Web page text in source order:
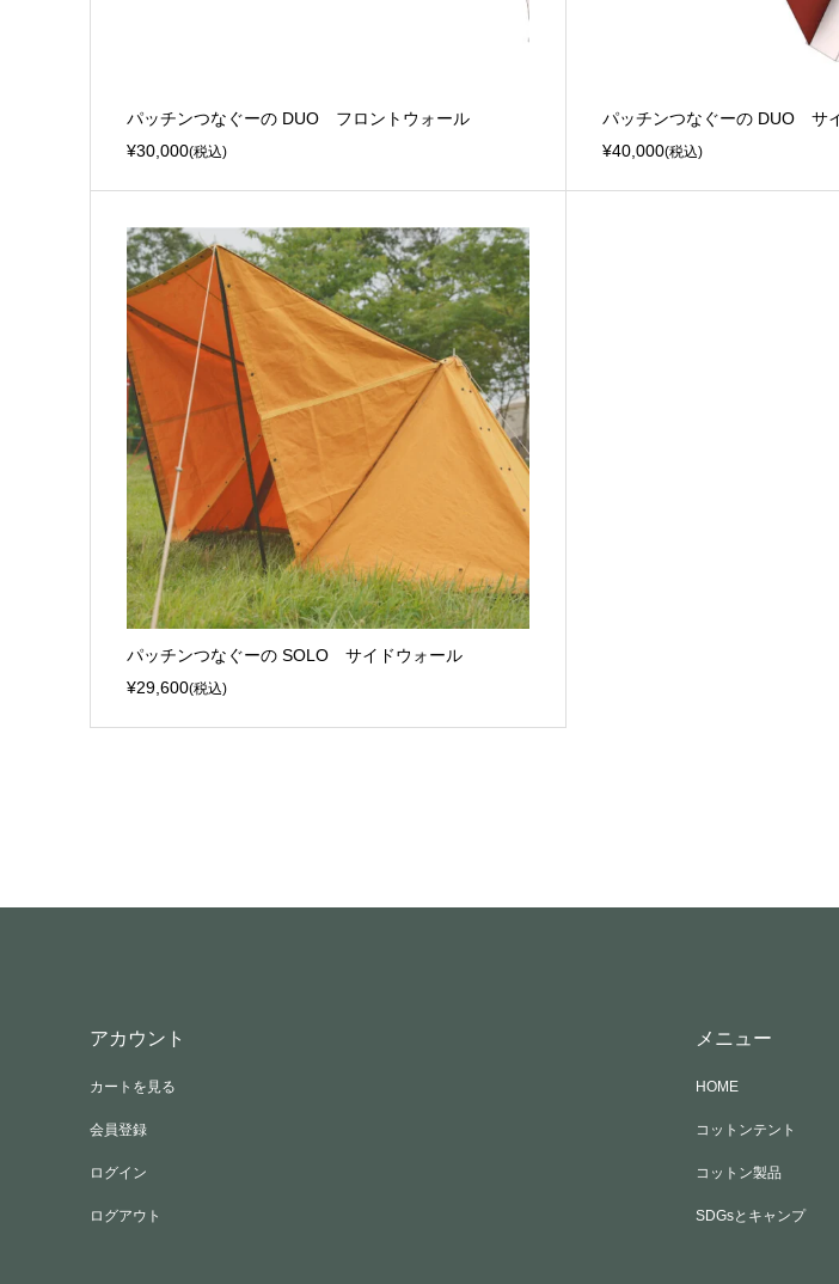
パッチンつなぐーの DUO フロントウォール
¥30,000(税込)
パッチンつなぐーの DUO サ
¥40,000(税込)
パッチンつなぐーの SOLO サイドウォール
¥29,600(税込)
アカウント
カートを見る
会員登録
ログイン
ログアウト
メニュー
HOME
コットンテント
コットン製品
SDGsとキャンプ